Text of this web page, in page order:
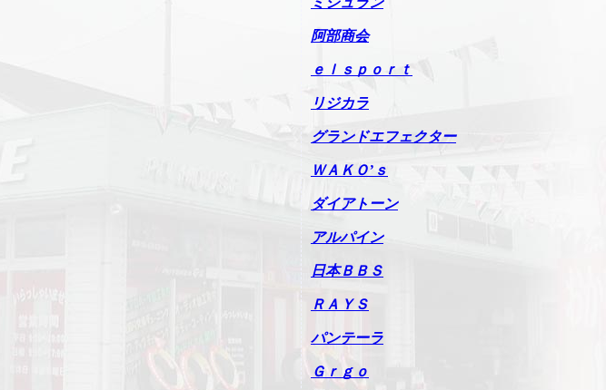
阿部商会
ｅｌｓｐｏｒｔ
リジカラ
グランドエフェクター
ＷＡＫＯ’ｓ
ダイアトーン
アルパイン
日本ＢＢＳ
ＲＡＹＳ
パンテーラ
Ｇｒｇｏ